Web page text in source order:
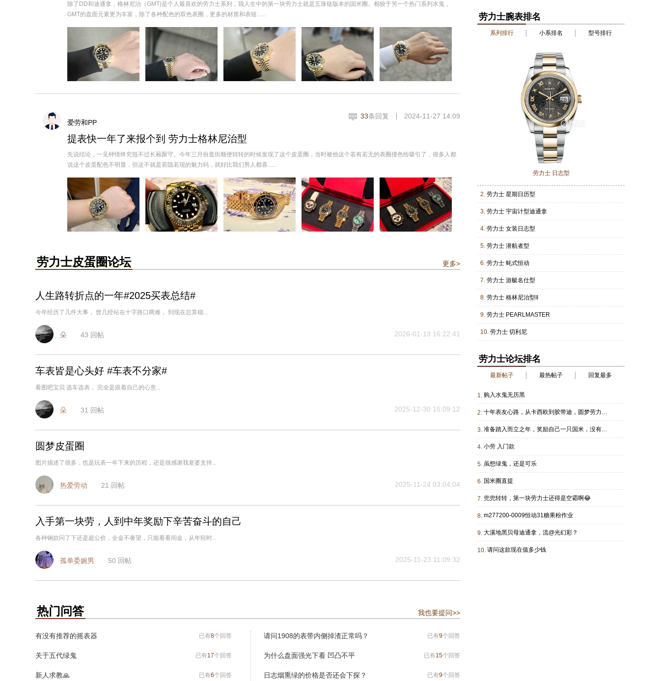
除了DD和迪通拿，格林尼治（GMT)是个人最喜欢的劳力士系列，我人生中的第一块劳力士就是五珠链版本的国米圈。相较于另一个热门系列水鬼，
GMT的盘面元素更为丰富，除了各种配色的双色表圈，更多的材质和表链......
爱劳和PP
提表快一年了来报个到 劳力士格林尼治型
先说结论，一见钟情终究抵不过长厢厮守。今年三月份逛街顺便转转的时候发现了这个皮蛋圈，当时被他这个若有若无的表圈撞色给吸引了，很多人都
说这个皮蛋配色不明显，但这不就是若隐若现的魅力吗，就好比我们男人都喜......
33条回复 2024-11-27 14:09
劳力士皮蛋圈论坛 更多>
人生路转折点的一年#2025买表总结#
今年经历了几件大事， 曾几经站在十字路口两难， 到现在总算稳...
朵 43 回帖 2026-01-13 16:22:41
车表皆是心头好 #车表不分家#
看图吧宝贝 选车选表， 完全是跟着自己的心意...
朵 31 回帖 2025-12-30 15:09:12
圆梦皮蛋圈
图片描述了很多，也是玩表一年下来的历程，还是很感谢我老婆支持...
热爱劳动 21 回帖 2025-11-24 03:04:04
入手第一块劳，人到中年奖励下辛苦奋斗的自己
各种钢款问了下还是超公价，全金不奢望，只能看看间金，从年轻时...
孤单委婉男 50 回帖 2025-11-23 11:09:32
热门问答 我也要提问>>
有没有推荐的摇表器 已有8个回答
关于五代绿鬼 已有17个回答
新人求教🙏 已有6个回答
请问1908的表带内侧掉渣正常吗？ 已有9个回答
为什么盘面强光下看 凹凸不平 已有15个回答
日志烟熏绿的价格是否还会下探？ 已有9个回答
劳力士腕表排名
系列排行 小系排名 型号排行
劳力士 日志型
2. 劳力士 星期日历型
3. 劳力士 宇宙计型迪通拿
4. 劳力士 女装日志型
5. 劳力士 潜航者型
6. 劳力士 蚝式恒动
7. 劳力士 游艇名仕型
8. 劳力士 格林尼治型II
9. 劳力士 PEARLMASTER
10. 劳力士 切利尼
劳力士论坛排名
最新帖子 最热帖子 回复最多
1. 购入水鬼无历黑
2. 十年表友心路，从卡西欧到胶带迪，圆梦劳力士交作业
3. 准备踏入而立之年，奖励自己一只国米，没有一劳永逸只有多劳多得
4. 小劳 入门款
5. 虽想绿鬼，还是可乐
6. 国米圈直提
7. 兜兜转转，第一块劳力士还得是空霸啊😂
8. m277200-0009恒动31糖果粉作业
9. 大溪地黑贝母迪通拿，流@光幻彩？
10. 请问这款现在值多少钱